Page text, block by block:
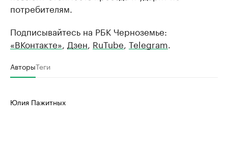
потребителям.
Подписывайтесь на РБК Черноземье:
«ВКонтакте», Дзен, RuTube, Telegram.
АвторыТеги
Юлия Пажитных